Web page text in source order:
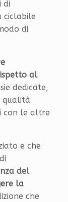
di
ciclabile
di
al
dedicate,
qualità
con le altre
e che
del
la
che